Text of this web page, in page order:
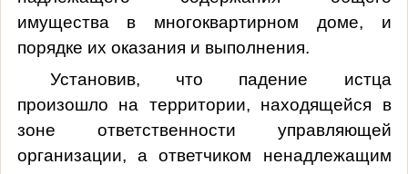
имущества в многоквартирном доме, и
порядке их оказания и выполнения.
Установив, что падение истца
произошло на территории, находящейся в
зоне ответственности управляющей
организации, а ответчиком ненадлежащим